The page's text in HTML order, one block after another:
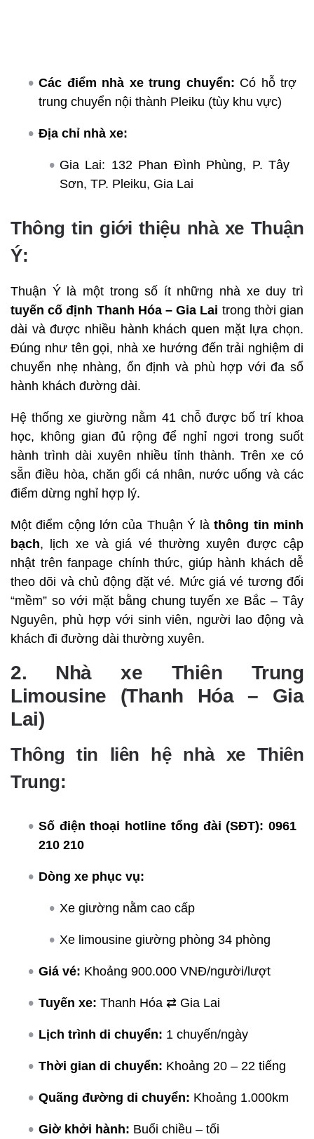
Các điểm nhà xe trung chuyển: Có hỗ trợ
trung chuyển nội thành Pleiku (tùy khu vực)
Địa chỉ nhà xe:
Gia Lai: 132 Phan Đình Phùng, P. Tây
Sơn, TP. Pleiku, Gia Lai
Thông tin giới thiệu nhà xe Thuận
Ý:
Thuận Ý là một trong số ít những nhà xe duy trì
tuyến cố định Thanh Hóa – Gia Lai trong thời gian
dài và được nhiều hành khách quen mặt lựa chọn.
Đúng như tên gọi, nhà xe hướng đến trải nghiệm di
chuyển nhẹ nhàng, ổn định và phù hợp với đa số
hành khách đường dài.
Hệ thống xe giường nằm 41 chỗ được bố trí khoa
học, không gian đủ rộng để nghỉ ngơi trong suốt
hành trình dài xuyên nhiều tỉnh thành. Trên xe có
sẵn điều hòa, chăn gối cá nhân, nước uống và các
điểm dừng nghỉ hợp lý.
Một điểm cộng lớn của Thuận Ý làthông tin minh
bạch, lịch xe và giá vé thường xuyên được cập
nhật trên fanpage chính thức, giúp hành khách dễ
theo dõi và chủ động đặt vé. Mức giá vé tương đối
“mềm” so với mặt bằng chung tuyến xe Bắc – Tây
Nguyên, phù hợp với sinh viên, người lao động và
khách đi đường dài thường xuyên.
2. Nhà xe Thiên Trung
Limousine (Thanh Hóa – Gia
Lai)
Thông tin liên hệ nhà xe Thiên
Trung:
Số điện thoại hotline tổng đài (SĐT): 0961
210 210
Dòng xe phục vụ:
Xe giường nằm cao cấp
Xe limousine giường phòng 34 phòng
Giá vé: Khoảng 900.000 VNĐ/người/lượt
Tuyến xe: Thanh Hóa ⇄ Gia Lai
Lịch trình di chuyển: 1 chuyến/ngày
Thời gian di chuyển: Khoảng 20 – 22 tiếng
Quãng đường di chuyển: Khoảng 1.000km
Giờ khởi hành: Buổi chiều – tối